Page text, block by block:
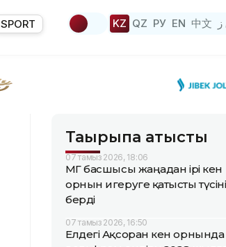
SPORT KZ QZ РУ EN 中文
Тақырыпқа қатысты
07 тамыз 2026, 18:06
ҚМГ басшысы жаңадан ірі кен
орнын игеруге қатысты
берді
07 тамыз 2026, 16:50
Елдегі Ақсоран кен орнында